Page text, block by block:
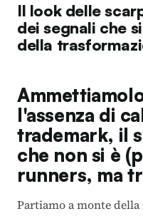
Il look delle
dei segnali che
della
l'assenza di
trademark, il
che non si è
runners, ma
Partiamo a monte